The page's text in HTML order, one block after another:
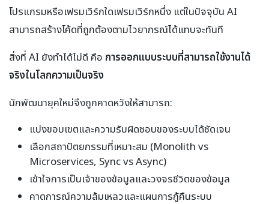
โปรแกรมหรือเฟรมเวิร์กใดเฟรมเวิร์กหนึ่ง แต่ในปัจจุบัน AI
สามารถสร้างโค้ดที่ถูกต้องตามไวยากรณ์ได้แทบจะทันที
สิ่งที่ AI ยังทำได้ไม่ดี คือ การออกแบบระบบที่สามารถใช้งานได้
จริงในโลกความเป็นจริง
นักพัฒนายุคใหม่จึงถูกคาดหวังให้สามารถ:
แบ่งขอบเขตและความรับผิดชอบของระบบได้ชัดเจน
เลือกสถาปัตยกรรมที่เหมาะสม (Monolith vs
Microservices, Sync vs Async)
เข้าใจการเป็นเจ้าของข้อมูลและวงจรชีวิตของข้อมูล
คาดการณ์ความล้มเหลวและแผนการกู้คืนระบบ